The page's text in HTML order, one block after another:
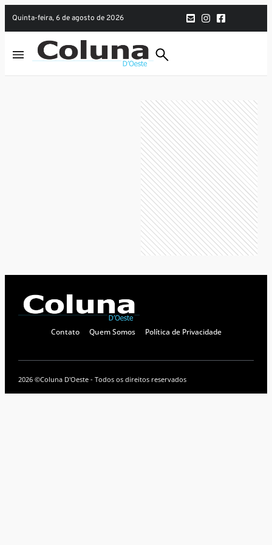
quinta-feira, 6 de agosto de 2026
Contato Quem Somos Política de Privacidade
2026 ©Coluna D'Oeste - Todos os direitos reservados